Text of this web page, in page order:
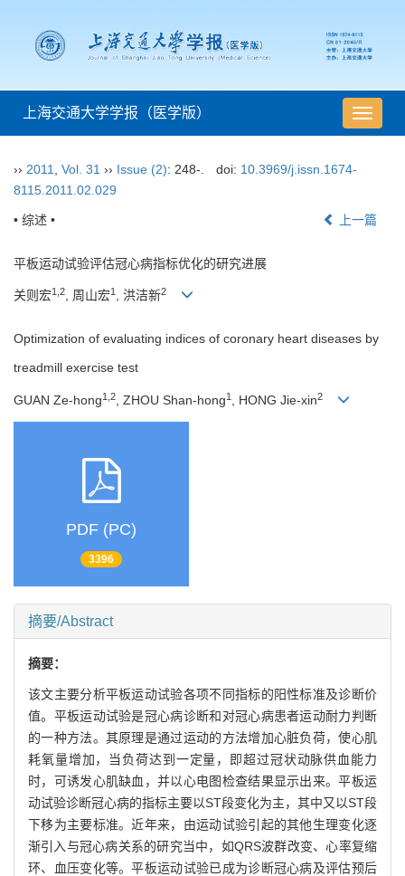
导
航
上海交通大学学报（医学版）
›› 2011 Vol. 31 ›› Issue (2): 248-. doi: 10.3969/j.issn.1674-
8115.2011.02.029
• 综述 • 上一篇
平板运动试验评估冠心病指标优化的研究进展
关则宏1,2, 周山宏1 , 洪洁新2
Optimization of evaluating indices of coronary heart diseases by
treadmill exercise test
GUAN Ze-hong1,2 , ZHOU Shan-hong1 , HONG Jie-xin2
PDF (PC)
3396
摘要/Abstract
摘要：
该文主要分析平板运动试验各项不同指标的阳性标准及诊断价
值。平板运动试验是冠心病诊断和对冠心病患者运动耐力判断
的一种方法。其原理是通过运动的方法增加心脏负荷，使心肌
耗氧量增加，当负荷达到一定量，即超过冠状动脉供血能力
时，可诱发心肌缺血，并以心电图检查结果显示出来。平板运
动试验诊断冠心病的指标主要以ST段变化为主，其中又以ST段
下移为主要标准。近年来，由运动试验引起的其他生理变化逐
渐引入与冠心病关系的研究当中，如QRS波群改变、心率复缩
环、血压变化等。平板运动试验已成为诊断冠心病及评估预后